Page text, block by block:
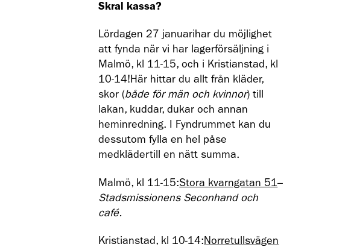
Skral kassa?
Lördagen 27 januarihar du möjlighet
att fynda när vi har lagerförsäljning i
Malmö, kl 11-15, och i Kristianstad, kl
10-14!Här hittar du allt från kläder,
skor (både för män och kvinnor) till
lakan, kuddar, dukar och annan
heminredning. I Fyndrummet kan du
dessutom fylla en hel påse
medklädertill en nätt summa.
Malmö, kl 11-15:Stora kvarngatan 51–
Stadsmissionens Seconhand och
café.
Kristianstad, kl 10-14: Norretullsvägen